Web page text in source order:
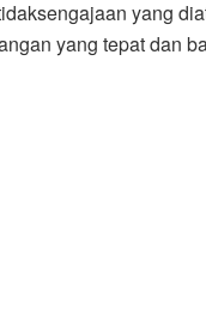
yang
yang tepat dan